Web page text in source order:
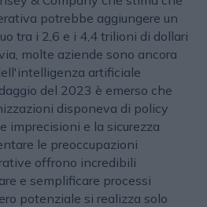
potrebbe aggiungere un
tra i 2,6 e i 4,4 trilioni di dollari
molte aziende sono ancora
artificiale
del 2023 è emerso che
disponeva di policy
imprecisioni e la sicurezza
le preoccupazioni
offrono incredibili
e semplificare processi
potenziale si realizza solo